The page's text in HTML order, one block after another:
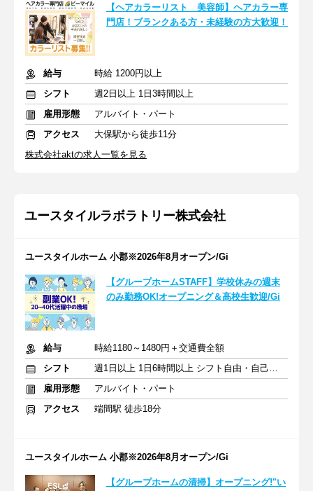
【ヘアカラーリスト 美容師】ヘアカラー専
門店！ブランクある方・未経験の方大歓迎！
給与
時給 1200円以上
シフト
週2日以上 1日3時間以上
雇用形態
アルバイト・パート
アクセス
大保駅から徒歩11分
株式会社aktの求人一覧を見る
ユースタイルラボラトリー株式会社
ユースタイルホーム 小郡※2026年8月オープン/Gi
【グループホームSTAFF】学校休みの週末
のみ勤務OK!オープニング＆高校生歓迎/Gi
給与
時給1180～1480円＋交通費全額
シフト
週1日以上 1日6時間以上 シフト自由・自己申告
雇用形態
アルバイト・パート
アクセス
端間駅 徒歩18分
ユースタイルホーム 小郡※2026年8月オープン/Gi
【グループホームの清掃】オープニング!"い